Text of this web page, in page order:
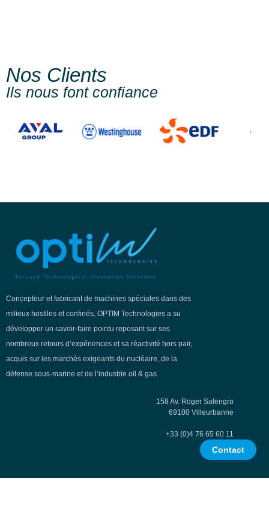
Nos Clients
Ils nous font confiance
Concepteur et fabricant de machines spéciales dans des
milieux hostiles et confinés, OPTIM Technologies a su
développer un savoir-faire pointu reposant sur ses
nombreux retours d’expériences et sa réactivité hors pair,
acquis sur les marchés exigeants du nucléaire, de la
défense sous-marine et de l’industrie oil & gas.
158 Av. Roger Salengro
69100 Villeurbanne
+33 (0)4 76 65 60 11
Contact